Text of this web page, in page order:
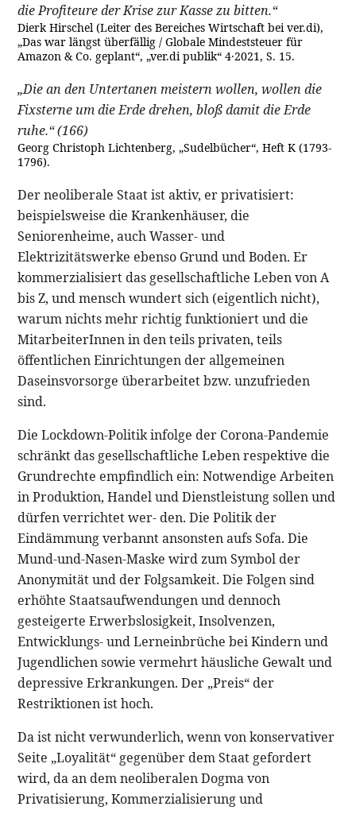
die Profiteure der Krise zur Kasse zu bitten.“
Dierk Hirschel (Leiter des Bereiches Wirtschaft bei ver.di),
„Das war längst überfällig / Globale Mindeststeuer für
Amazon & Co. geplant“, „ver.di publik“ 4·2021, S. 15.
„Die an den Untertanen meistern wollen, wollen die
Fixsterne um die Erde drehen, bloß damit die Erde
ruhe.“ (166)
Georg Christoph Lichtenberg, „Sudelbücher“, Heft K (1793-
1796).
Der neoliberale Staat ist aktiv, er privatisiert:
beispielsweise die Krankenhäuser, die
Seniorenheime, auch Wasser- und
Elektrizitätswerke ebenso Grund und Boden. Er
kommerzialisiert das gesellschaftliche Leben von A
bis Z, und mensch wundert sich (eigentlich nicht),
warum nichts mehr richtig funktioniert und die
MitarbeiterInnen in den teils privaten, teils
öffentlichen Einrichtungen der allgemeinen
Daseinsvorsorge überarbeitet bzw. unzufrieden
sind.
Die Lockdown-Politik infolge der Corona-Pandemie
schränkt das gesellschaftliche Leben respektive die
Grundrechte empfindlich ein: Notwendige Arbeiten
in Produktion, Handel und Dienstleistung sollen und
dürfen verrichtet wer- den. Die Politik der
Eindämmung verbannt ansonsten aufs Sofa. Die
Mund-und-Nasen-Maske wird zum Symbol der
Anonymität und der Folgsamkeit. Die Folgen sind
erhöhte Staatsaufwendungen und dennoch
gesteigerte Erwerbslosigkeit, Insolvenzen,
Entwicklungs- und Lerneinbrüche bei Kindern und
Jugendlichen sowie vermehrt häusliche Gewalt und
depressive Erkrankungen. Der „Preis“ der
Restriktionen ist hoch.
Da ist nicht verwunderlich, wenn von konservativer
Seite „Loyalität“ gegenüber dem Staat gefordert
wird, da an dem neoliberalen Dogma von
Privatisierung, Kommerzialisierung und